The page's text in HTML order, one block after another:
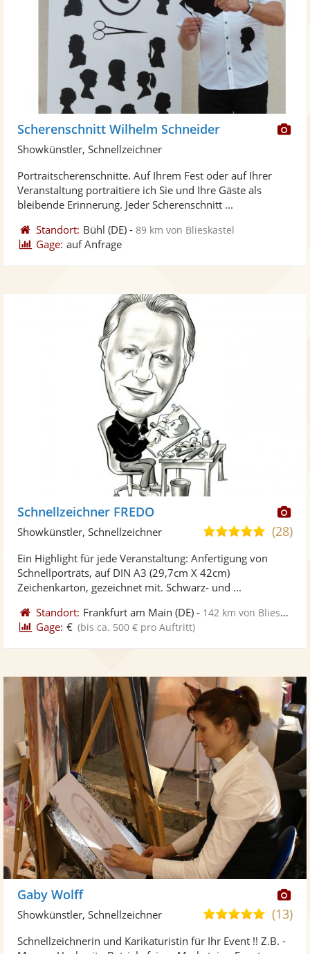
Scherenschnitt Wilhelm Schneider
Showkünstler, Schnellzeichner
Portraitscherenschnitte. Auf Ihrem Fest oder auf Ihrer
Veranstaltung portraitiere ich Sie und Ihre Gäste als
bleibende Erinnerung. Jeder Scherenschnitt ...
Standort: Bühl (DE) -89 km von Blieskastel
Gage: auf Anfrage
Schnellzeichner FREDO
4,8
5
(28)
Showkünstler, Schnellzeichner
Ein Highlight für jede Veranstaltung: Anfertigung von
Schnellporträts, auf DIN A3 (29,7cm X 42cm)
Zeichenkarton, gezeichnet mit. Schwarz- und ...
Standort: Frankfurt am Main (DE) - 142 km von Blieskastel
Gage: € (bis ca. 500 € pro Auftritt)
Gaby Wolff
5,0
5
(13)
Showkünstler, Schnellzeichner
Schnellzeichnerin und Karikaturistin für Ihr Event !! Z.B. -